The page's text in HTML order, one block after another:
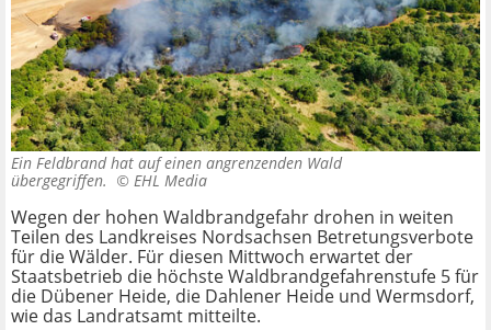
Ein Feldbrand hat auf einen angrenzenden Wald
übergegriffen. © EHL Media
Wegen der hohen Waldbrandgefahr drohen in weiten
Teilen des Landkreises Nordsachsen Betretungsverbote
für die Wälder. Für diesen Mittwoch erwartet der
Staatsbetrieb die höchste Waldbrandgefahrenstufe 5 für
die Dübener Heide, die Dahlener Heide und Wermsdorf,
wie das Landratsamt mitteilte.